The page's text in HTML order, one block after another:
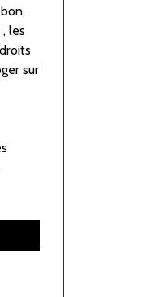
les
sur